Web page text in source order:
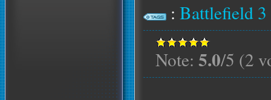
: Battlefield 3
Note: 5.0/5 (2